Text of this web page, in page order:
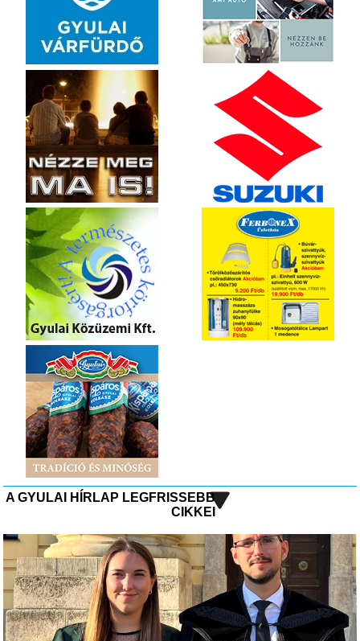
A GYULAI HÍRLAP LEGFRISSEBB
CIKKEI